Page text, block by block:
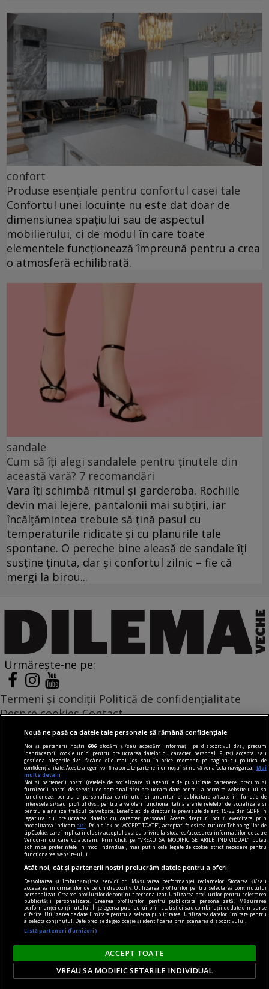
confort
Produse esențiale pentru confortul casei tale
Confortul unei locuințe nu este dat doar de
dimensiunea spațiului sau de aspectul
mobilierului, ci de modul în care toate
elementele funcționează împreună pentru a crea
o atmosferă echilibrată.
sandale
Cum să îți alegi sandalele pentru ținutele din
această vară? 7 recomandări
Vara îți schimbă ritmul și garderoba. Rochiile
devin mai lejere, pantalonii mai subțiri, iar
încălțămintea trebuie să țină pasul cu
temperaturile ridicate și cu planurile tale
spontane. O pereche bine aleasă de sandale îți
susține ținuta, dar și confortul zilnic – fie că
mergi la birou...
Urmărește-ne pe:
Termeni și condiții Politică de confidențialitate
Despre cookies Contact
Modifică preferințe pentru confidențialitate
© Toate drepturile rezervate Adevarul Holding 2026
Din rețeaua Adevărul Holding:
Adevarul.ro
Click.ro
ClickPoftaBuna.ro
ClickSanatate.ro
ClickPentruFemei.ro
DilemaVeche.ro
OkMagazine.ro
Historia.ro
Nouă ne pasă ca datele tale personale să rămână confidențiale
Noi și partenerii noștri606 stocăm și/sau accesăm informații pe dispozitivul dvs., precum
identificatorii cookie unici pentru prelucrarea datelor cu caracter personal. Puteți accepta sau
gestiona alegerile dvs. făcând clic mai jos sau în orice moment, pe pagina cu politica de
confidențialitate. Aceste alegeri vor fi raportate partenerilor noștri și nu vă vor afecta navigarea.
Mai
multe detalii
Noi si partenerii nostri (retelele de socializare si agentiile de publicitate partenere, precum si
furnizorii nostri de servicii de date analitice) prelucram date pentru a permite website-ului sa
functioneze, pentru a personaliza continutul si anunturile publicitare afisate in functie de
interesele si/sau profilul dvs., pentru a va oferi functionalitati aferente retelelor de socializare si
pentru a analiza traficul pe website. Beneficiati de drepturile prevazute de art. 15-22 din GDPR in
legatura cu prelucrarea datelor cu caracter personal. Aceste drepturi pot fi exercitate prin
modalitatea indicataaici
. Prin click pe “ACCEPT TOATE”, acceptati folosirea tuturor Tehnologiilor de
tip Cookie, care implica inclusiv acceptul dvs. cu privire la stocarea/accesarea informatiilor de catre
Vendor-ii cu care colaboram. Prin click pe “VREAU SA MODIFIC SETARILE INDIVIDUAL” puteti
schimba preferintele in mod individual, mai putin cele legate de cookie strict necesare pentru
functionarea website-ului.
Atât noi, cât și partenerii noștri prelucrăm datele pentru a oferi:
Dezvoltarea și îmbunătățirea serviciilor. Măsurarea performanței reclamelor. Stocarea și/sau
accesarea informațiilor de pe un dispozitiv. Utilizarea profilurilor pentru selectarea conținutului
personalizat. Crearea profilurilor de conținut personalizat. Utilizarea profilurilor pentru selectarea
publicității personalizate. Crearea profilurilor pentru publicitate personalizată. Măsurarea
performanței conținutului. Înțelegerea publicului prin statistici sau combinații de date din surse
diferite. Utilizarea de date limitate pentru a selecta publicitatea. Utilizarea datelor limitate pentru
a selecta conținutul. Date precise de geolocație și identificarea prin scanarea dispozitivului.
Listă parteneri (furnizori)
ACCEPT TOATE
VREAU SA MODIFIC SETARILE INDIVIDUAL